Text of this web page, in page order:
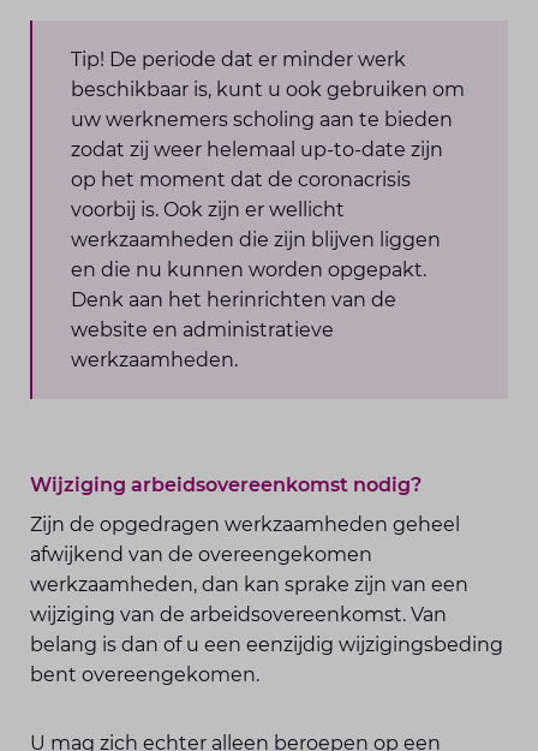
Tip! De periode dat er minder werk
beschikbaar is, kunt u ook gebruiken om
uw werknemers scholing aan te bieden
zodat zij weer helemaal up-to-date zijn
op het moment dat de coronacrisis
voorbij is. Ook zijn er wellicht
werkzaamheden die zijn blijven liggen
en die nu kunnen worden opgepakt.
Denk aan het herinrichten van de
website en administratieve
werkzaamheden.
Wijziging arbeidsovereenkomst nodig?
Zijn de opgedragen werkzaamheden geheel
afwijkend van de overeengekomen
werkzaamheden, dan kan sprake zijn van een
wijziging van de arbeidsovereenkomst. Van
belang is dan of u een eenzijdig wijzigingsbeding
bent overeengekomen.
U mag zich echter alleen beroepen op een